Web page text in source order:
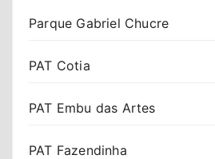
Parque Gabriel Chucre
PAT Cotia
PAT Embu das Artes
PAT Fazendinha